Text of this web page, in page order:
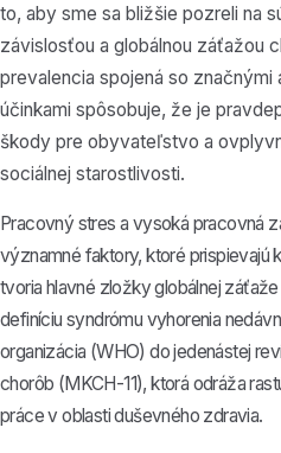
to, aby sme sa bližšie pozreli na
závislosťou a globálnou záťažou
prevalencia spojená so značnými
účinkami spôsobuje, že je
škody pre obyvateľstvo a
sociálnej starostlivosti.
Pracovný stres a vysoká pracovná
významné faktory, ktoré prispievajú
tvoria hlavné zložky globálnej
definíciu syndrómu vyhorenia
organizácia (WHO) do jedenástej
chorôb (MKCH-11), ktorá odráža
práce v oblasti duševného zdravia.